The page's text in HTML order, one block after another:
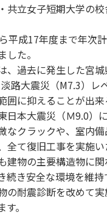
共立女子短期大学の
平成17年度まで年次
した。
、過去に発生した宮
路大震災（M7.3）レ
囲に抑えることが出来
日本大震災（Ｍ9.0）
なクラックや、室内
全て復旧工事を実施い
建物の主要構造物に
続き安全な環境を維持
の耐震診断を改めて
。